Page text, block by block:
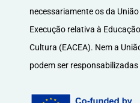
necessariamente os da
Execução relativa à
Cultura (EACEA). Nem a
podem ser